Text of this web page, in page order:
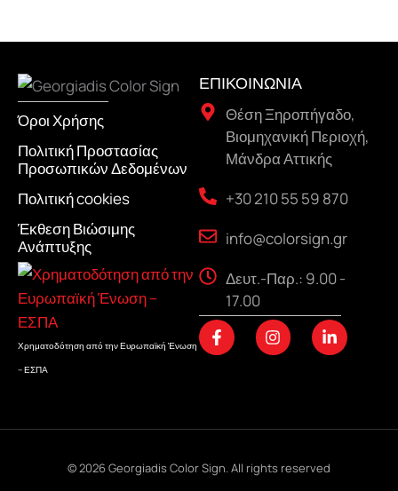
Όροι Χρήσης
Πολιτική Προστασίας
Προσωπικών Δεδομένων
Πολιτική cookies
Έκθεση Βιώσιμης
Ανάπτυξης
Χρηματοδότηση από την Ευρωπαϊκή Ένωση
– ΕΣΠΑ
ΕΠΙΚΟΙΝΩΝΙΑ
Θέση Ξηροπήγαδο,
Βιομηχανική Περιοχή,
Μάνδρα Αττικής
+30 210 55 59 870
info@colorsign.gr
Δευτ.-Παρ.: 9.00 -
17.00
F
a
c
f
I
n
s
L
i
n
i
© 2026 Georgiadis Color Sign. All rights reserved